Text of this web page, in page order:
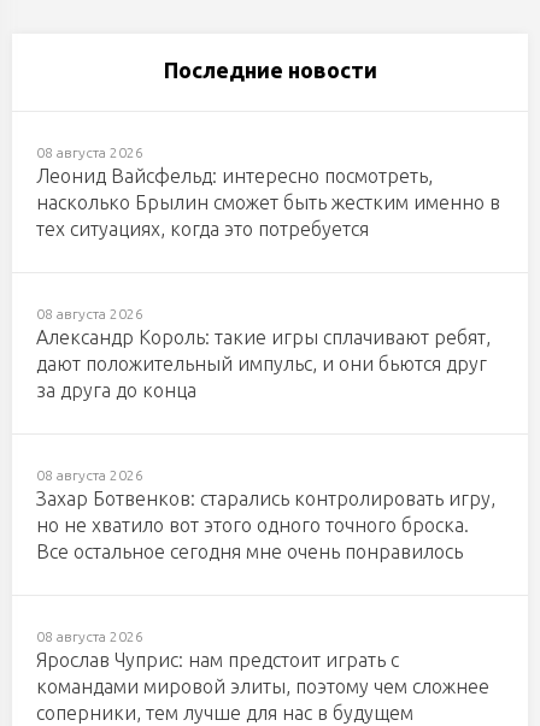
Последние новости
08 августа 2026
Леонид Вайсфельд: интересно посмотреть,
насколько Брылин сможет быть жестким именно в
тех ситуациях, когда это потребуется
08 августа 2026
Александр Король: такие игры сплачивают ребят,
дают положительный импульс, и они бьются друг
за друга до конца
08 августа 2026
Захар Ботвенков: старались контролировать игру,
но не хватило вот этого одного точного броска.
Все остальное сегодня мне очень понравилось
08 августа 2026
Ярослав Чуприс: нам предстоит играть с
командами мировой элиты, поэтому чем сложнее
соперники, тем лучше для нас в будущем